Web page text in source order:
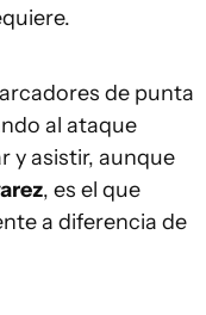
de punta
al ataque
y asistir, aunque
, es el que
a diferencia de